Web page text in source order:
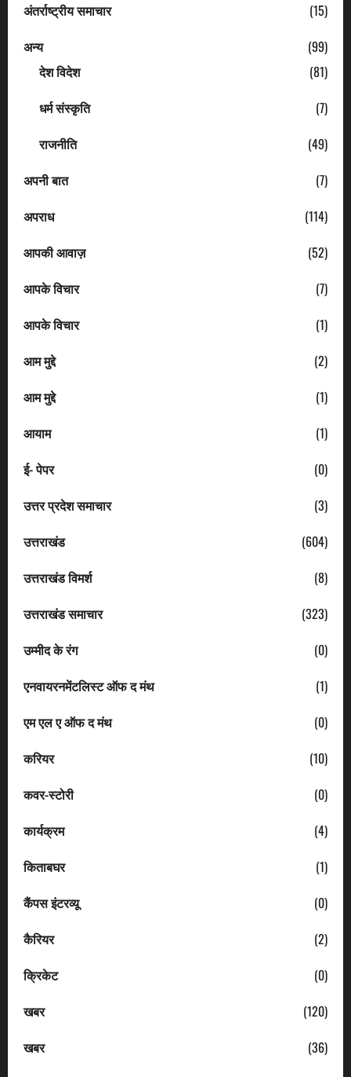
अंतर्राष्ट्रीय समाचार
(15)
अन्य
(99)
देश विदेश
(81)
धर्म संस्कृति
(7)
राजनीति
(49)
अपनी बात
(7)
अपराध
(114)
आपकी आवाज़
(52)
आपके विचार
(7)
आपके विचार
(1)
आम मुद्दे
(2)
आम मुद्दे
(1)
आयाम
(1)
ई- पेपर
(0)
उत्तर प्रदेश समाचार
(3)
उत्तराखंड
(604)
उत्तराखंड विमर्श
(8)
उत्तराखंड समाचार
(323)
उम्मीद के रंग
(0)
एनवायरनमेंटलिस्ट ऑफ द मंथ
(1)
एम एल ए ऑफ द मंथ
(0)
करियर
(10)
कवर-स्टोरी
(0)
कार्यक्रम
(4)
किताबघर
(1)
कैंपस इंटरव्यू
(0)
कैरियर
(2)
क्रिकेट
(0)
खबर
(120)
खबर
(36)